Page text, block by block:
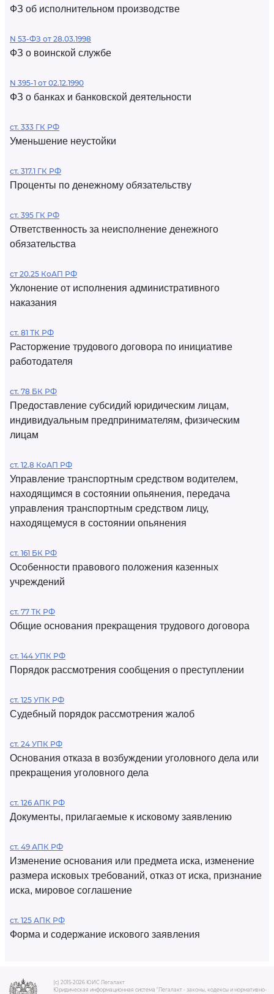
ФЗ об исполнительном производстве
N 53-ФЗ от 28.03.1998
ФЗ о воинской службе
N 395-1 от 02.12.1990
ФЗ о банках и банковской деятельности
ст. 333 ГК РФ
Уменьшение неустойки
ст. 317.1 ГК РФ
Проценты по денежному обязательству
ст. 395 ГК РФ
Ответственность за неисполнение денежного
обязательства
ст 20.25 КоАП РФ
Уклонение от исполнения административного
наказания
ст. 81 ТК РФ
Расторжение трудового договора по инициативе
работодателя
ст. 78 БК РФ
Предоставление субсидий юридическим лицам,
индивидуальным предпринимателям, физическим
лицам
ст. 12.8 КоАП РФ
Управление транспортным средством водителем,
находящимся в состоянии опьянения, передача
управления транспортным средством лицу,
находящемуся в состоянии опьянения
ст. 161 БК РФ
Особенности правового положения казенных
учреждений
ст. 77 ТК РФ
Общие основания прекращения трудового договора
ст. 144 УПК РФ
Порядок рассмотрения сообщения о преступлении
ст. 125 УПК РФ
Судебный порядок рассмотрения жалоб
ст. 24 УПК РФ
Основания отказа в возбуждении уголовного дела или
прекращения уголовного дела
ст. 126 АПК РФ
Документы, прилагаемые к исковому заявлению
ст. 49 АПК РФ
Изменение основания или предмета иска, изменение
размера исковых требований, отказ от иска, признание
иска, мировое соглашение
ст. 125 АПК РФ
Форма и содержание искового заявления
(c) 2015-2026 ЮИС Легалакт
Юридическая информационная система "Легалакт - законы, кодексы и нормативно-